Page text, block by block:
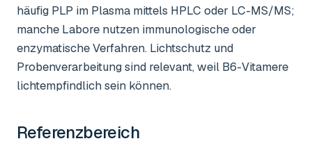
häufig PLP im Plasma mittels HPLC oder LC-MS/MS;
manche Labore nutzen immunologische oder
enzymatische Verfahren. Lichtschutz und
Probenverarbeitung sind relevant, weil B6-Vitamere
lichtempfindlich sein können.
Referenzbereich